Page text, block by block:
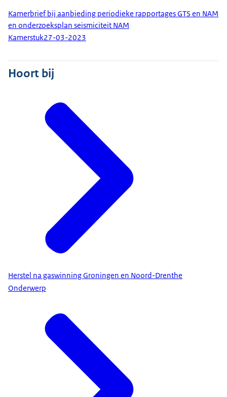
Kamerbrief bij aanbieding periodieke rapportages GTS en NAM
en onderzoeksplan seismiciteit NAM
Kamerstuk27-03-2023
Hoort bij
Herstel na gaswinning Groningen en Noord-Drenthe
Onderwerp